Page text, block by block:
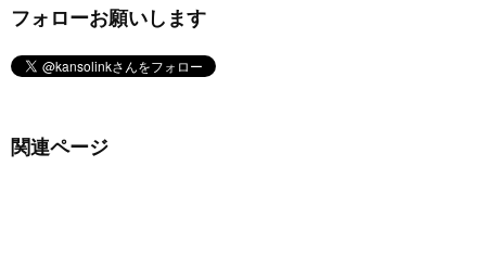
フォローお願いします
関連ページ